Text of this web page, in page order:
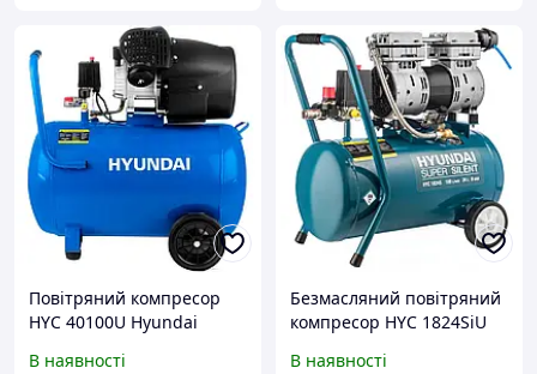
Повітряний компресор
HYC 40100U Hyundai
В наявності
Безмасляний повітряний
компресор HYC 1824SiU
В наявності